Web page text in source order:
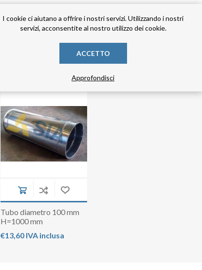
HANNO ACQUISTATO ANCHE
Tubo diametro 100 mm
H=1000 mm
€13,60 IVA inclusa
I cookie ci aiutano a offrire i nostri servizi. Utilizzando i nostri
servizi, acconsentite al nostro utilizzo dei cookie.
ACCETTO
Approfondisci